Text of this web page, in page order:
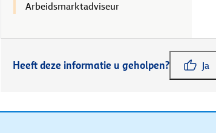
Arbeidsmarktadviseur
Heeft deze informatie u geholpen? Ja